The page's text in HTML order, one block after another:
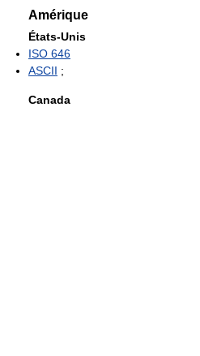
Amérique
États-Unis
ISO 646
ASCII ;
Canada